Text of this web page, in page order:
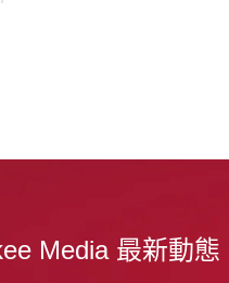
Media 最新動態